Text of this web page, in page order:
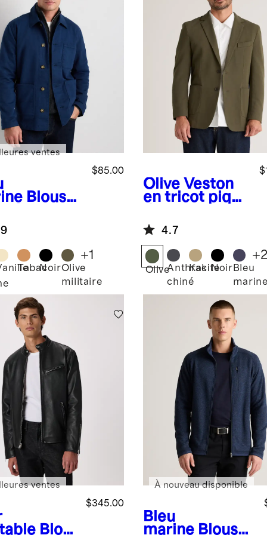
Blouso
en
$85.00
ventes
TabacNoirOlive
militaire
+1
Olive Veston
en tricot piqué
4.7
OliveAnthracite
chiné
KakiNoir Bleu
+
Blou
$345.00
ventes
Bleu
marine Blouso
À nouveau disponible